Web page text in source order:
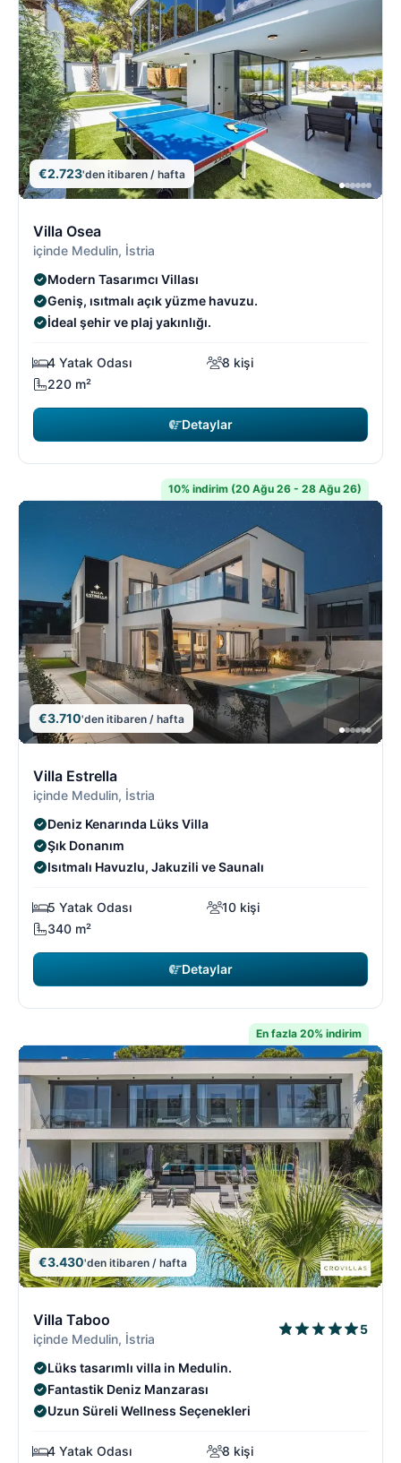
€2.723'den itibaren / hafta
Villa Osea
içinde Medulin, İstria
Modern Tasarımcı Villası
Geniş, ısıtmalı açık yüzme havuzu.
İdeal şehir ve plaj yakınlığı.
4 Yatak Odası
8 kişi
220 m²
Detaylar
10% indirim (20 Ağu 26 - 28 Ağu 26)
€3.710'den itibaren / hafta
Villa Estrella
içinde Medulin, İstria
Deniz Kenarında Lüks Villa
Şık Donanım
Isıtmalı Havuzlu, Jakuzili ve Saunalı
5 Yatak Odası
10 kişi
340 m²
Detaylar
En fazla 20% indirim
€3.430'den itibaren / hafta
Villa Taboo
içinde Medulin, İstria
5
Lüks tasarımlı villa in Medulin.
Fantastik Deniz Manzarası
Uzun Süreli Wellness Seçenekleri
4 Yatak Odası
8 kişi